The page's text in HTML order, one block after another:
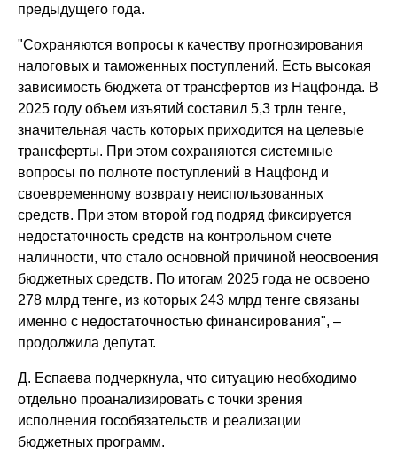
предыдущего года.
"Сохраняются вопросы к качеству прогнозирования
налоговых и таможенных поступлений. Есть высокая
зависимость бюджета от трансфертов из Нацфонда. В
2025 году объем изъятий составил 5,3 трлн тенге,
значительная часть которых приходится на целевые
трансферты. При этом сохраняются системные
вопросы по полноте поступлений в Нацфонд и
своевременному возврату неиспользованных
средств. При этом второй год подряд фиксируется
недостаточность средств на контрольном счете
наличности, что стало основной причиной неосвоения
бюджетных средств. По итогам 2025 года не освоено
278 млрд тенге, из которых 243 млрд тенге связаны
именно с недостаточностью финансирования", –
продолжила депутат.
Д. Еспаева подчеркнула, что ситуацию необходимо
отдельно проанализировать с точки зрения
исполнения гособязательств и реализации
бюджетных программ.